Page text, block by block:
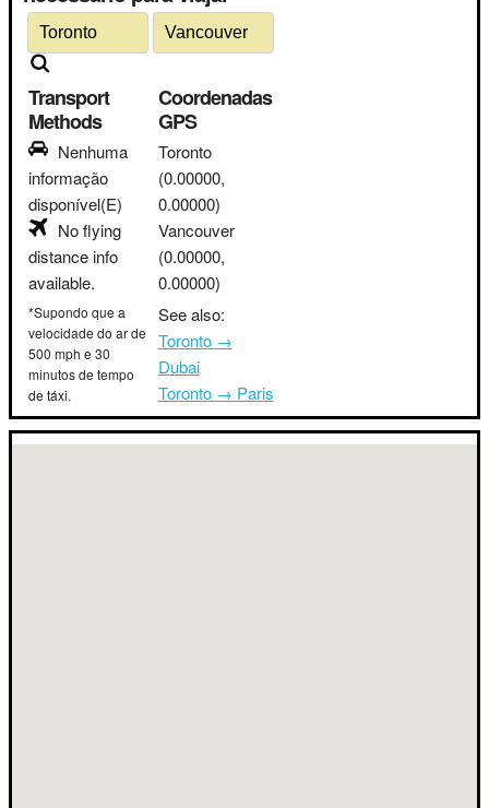
Transport
Methods
Nenhuma
informação
disponível(E)
No flying
distance info
available.
*Supondo que a
velocidade do ar de
500 mph e 30
minutos de tempo
de táxi.
Coordenadas
GPS
Toronto
(0.00000,
0.00000)
Vancouver
(0.00000,
0.00000)
See also:
Toronto →
Dubai
Toronto → Paris